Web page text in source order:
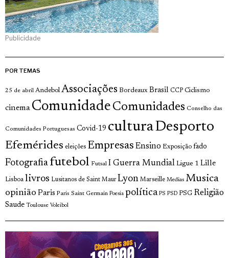
Publicidade
POR TEMAS
25 de abril Andebol Associações Bordeaux Brasil CCP Ciclismo
cinema Comunidade Comunidades Conselho das
Comunidades Portuguesas Covid-19 culturaDesporto
Efemérides eleições Empresas Ensino Exposição fado
Fotografia futebol Futsal I Guerra Mundial Ligue 1 Lille
Lisboa livros Lusitanos de Saint Maur Lyon Marseille Medias Musica
opinião Paris Paris Saint Germain Poesia política PS PSD PSG Religião
Saude Toulouse Voleibol